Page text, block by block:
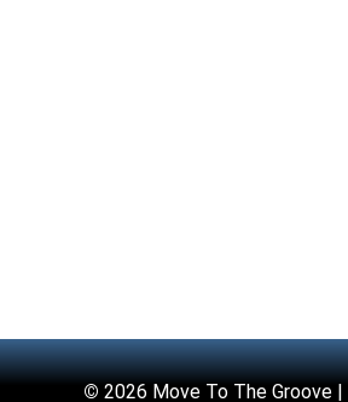
© 2026 Move To The Groove |